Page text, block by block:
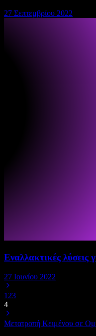
27 Σεπτεμβρίου 2022
Εναλλακτικές
27 Ιουνίου 2022
1 23
4
Μετατροπή Κειμένου σε